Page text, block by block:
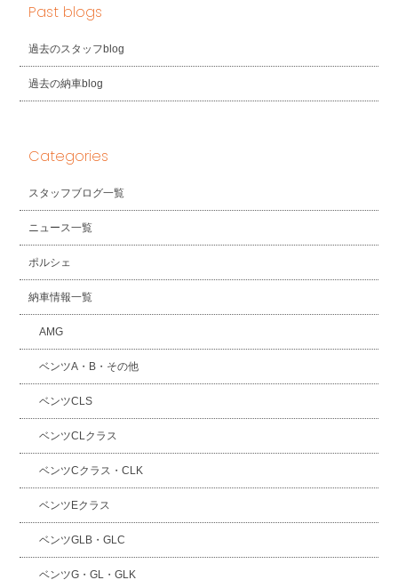
Past blogs
過去のスタッフblog
過去の納車blog
Categories
スタッフブログ一覧
ニュース一覧
ポルシェ
納車情報一覧
AMG
ベンツA・B・その他
ベンツCLS
ベンツCLクラス
ベンツCクラス・CLK
ベンツEクラス
ベンツGLB・GLC
ベンツG・GL・GLK